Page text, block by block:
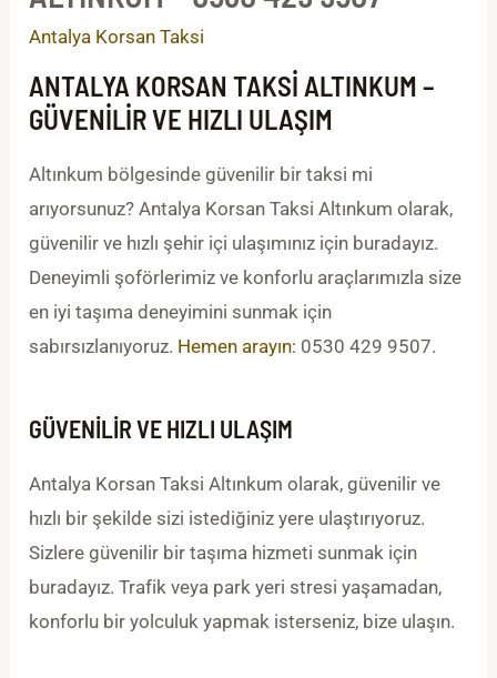
Antalya Korsan Taksi
ANTALYA KORSAN TAKSI ALTINKUM –
GÜVENILIR VE HIZLI ULAŞIM
Altınkum bölgesinde güvenilir bir taksi mi
arıyorsunuz? Antalya Korsan Taksi Altınkum olarak,
güvenilir ve hızlı şehir içi ulaşımınız için buradayız.
Deneyimli şoförlerimiz ve konforlu araçlarımızla size
en iyi taşıma deneyimini sunmak için
sabırsızlanıyoruz. Hemen arayın: 0530 429 9507.
GÜVENILIR VE HIZLI ULAŞIM
Antalya Korsan Taksi Altınkum olarak, güvenilir ve
hızlı bir şekilde sizi istediğiniz yere ulaştırıyoruz.
Sizlere güvenilir bir taşıma hizmeti sunmak için
buradayız. Trafik veya park yeri stresi yaşamadan,
konforlu bir yolculuk yapmak isterseniz, bize ulaşın.